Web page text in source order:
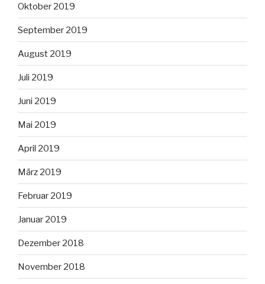
Oktober 2019
September 2019
August 2019
Juli 2019
Juni 2019
Mai 2019
April 2019
März 2019
Februar 2019
Januar 2019
Dezember 2018
November 2018